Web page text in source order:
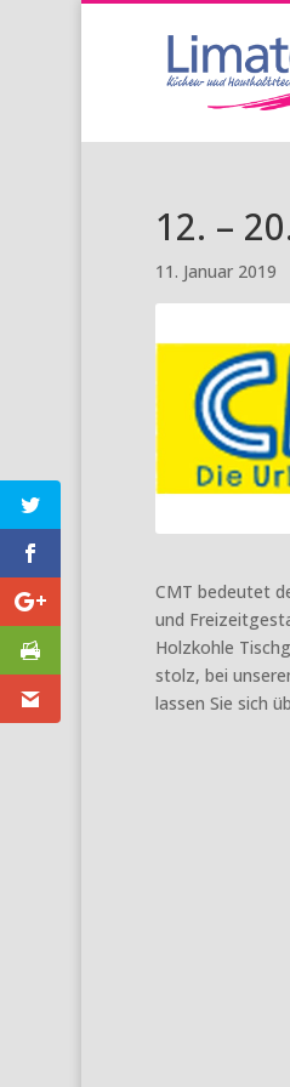
12. –
11. Januar 2019
CMT bedeutet
und
Holzkohle
stolz, bei
lassen Sie sich